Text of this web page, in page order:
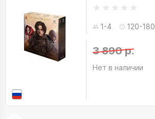
1-4 120-180
3 890 р.
Нет в наличии